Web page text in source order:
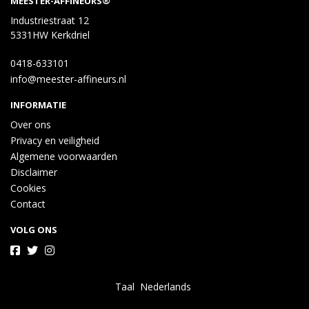
Industriestraat 12
5331HW Kerkdriel
0418-633101
info@meester-affineurs.nl
INFORMATIE
Over ons
Privacy en veiligheid
Algemene voorwaarden
Disclaimer
Cookies
Contact
VOLG ONS
Taal